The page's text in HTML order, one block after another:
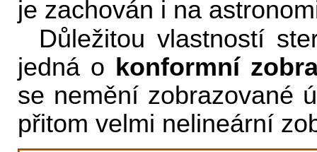
je zachován i na
Důležitou vlastností
jedná o konformní
se nemění zobrazované
přitom velmi nelineární